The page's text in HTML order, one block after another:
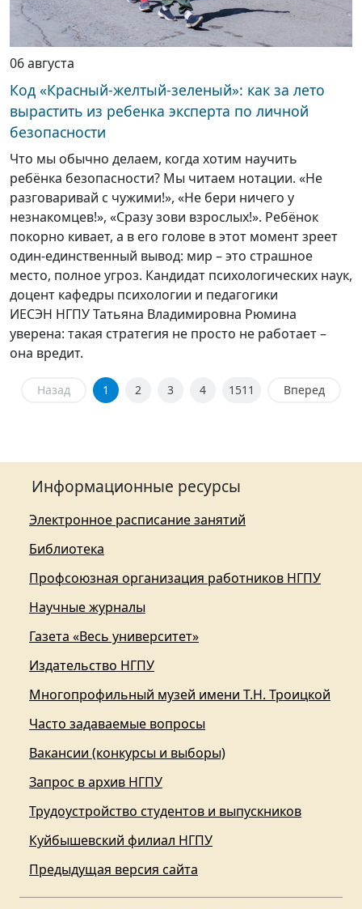
06 августа
Код «Красный-желтый-зеленый»: как за лето
вырастить из ребенка эксперта по личной
безопасности
Что мы обычно делаем, когда хотим научить
ребёнка безопасности? Мы читаем нотации. «Не
разговаривай с чужими!», «Не бери ничего у
незнакомцев!», «Сразу зови взрослых!». Ребёнок
покорно кивает, а в его голове в этот момент зреет
один-единственный вывод: мир – это страшное
место, полное угроз. Кандидат психологических наук,
доцент кафедры психологии и педагогики
ИЕСЭН НГПУ Татьяна Владимировна Рюмина
уверена: такая стратегия не просто не работает –
она вредит.
Назад 1 2 3 4 1511 Вперед
Информационные ресурсы
Электронное расписание занятий
Библиотека
Профсоюзная организация работников НГПУ
Научные журналы
Газета «Весь университет»
Издательство НГПУ
Многопрофильный музей имени Т.Н. Троицкой
Часто задаваемые вопросы
Вакансии (конкурсы и выборы)
Запрос в архив НГПУ
Трудоустройство студентов и выпускников
Куйбышевский филиал НГПУ
Предыдущая версия сайта